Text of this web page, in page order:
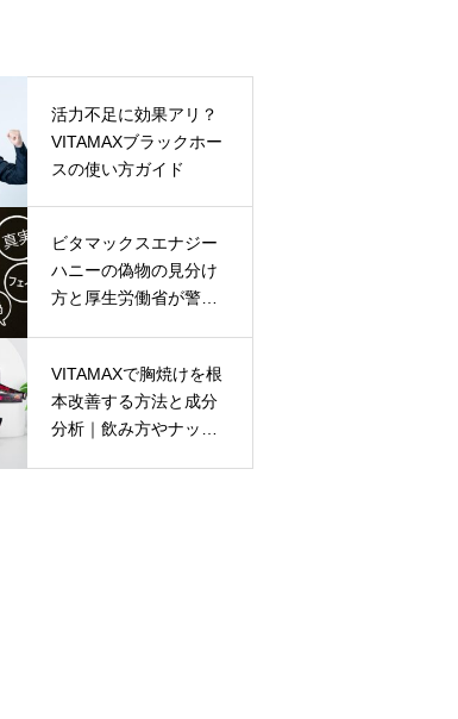
活力不足に効果アリ？
VITAMAXブラックホー
スの使い方ガイド
ビタマックスエナジー
ハニーの偽物の見分け
方と厚生労働省が警告
VITAMAXで胸焼けを根
本改善する方法と成分
分析｜飲み方やナッ